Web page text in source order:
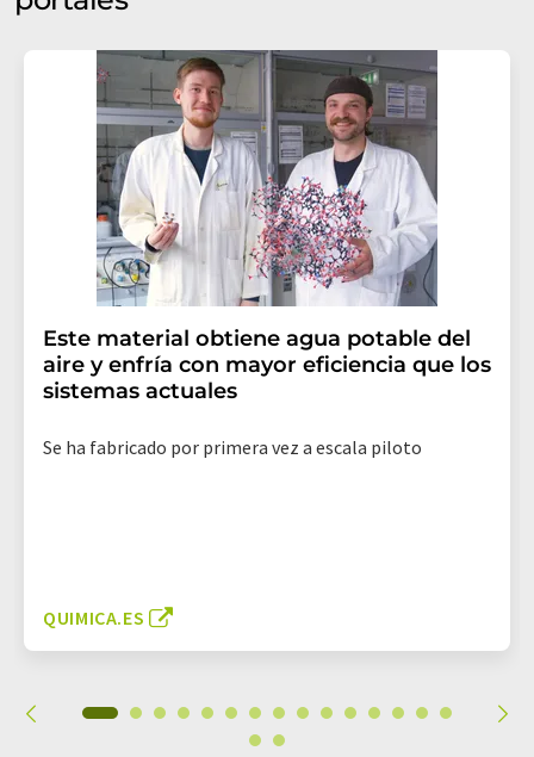
Este material obtiene agua potable del
aire y enfría con mayor eficiencia que los
sistemas actuales
Se ha fabricado por primera vez a escala piloto
QUIMICA.ES